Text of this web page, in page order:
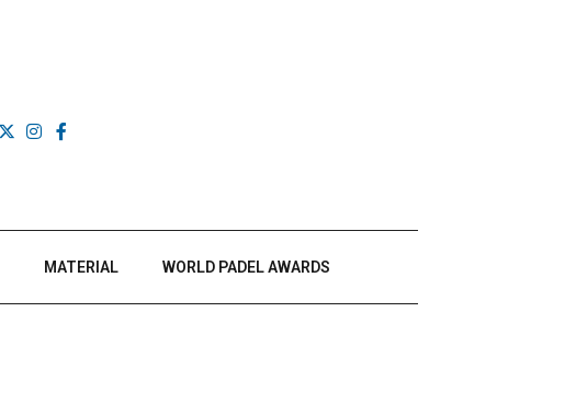
MATERIAL WORLD PADEL AWARDS